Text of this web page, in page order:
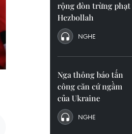
rộng đòn trừng phạt
Hezbollah
NGHE
Nga thông báo tấn
công căn cứ ngầm
của Ukraine
NGHE